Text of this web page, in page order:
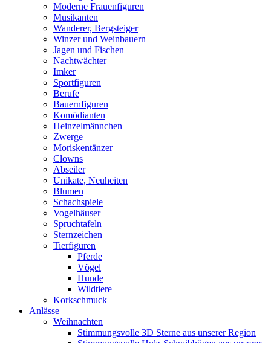
Moderne Frauenfiguren
Musikanten
Wanderer, Bergsteiger
Winzer und Weinbauern
Jagen und Fischen
Nachtwächter
Imker
Sportfiguren
Berufe
Bauernfiguren
Komödianten
Heinzelmännchen
Zwerge
Moriskentänzer
Clowns
Abseiler
Unikate, Neuheiten
Blumen
Schachspiele
Vogelhäuser
Spruchtafeln
Sternzeichen
Tierfiguren
Pferde
Vögel
Hunde
Wildtiere
Korkschmuck
Anlässe
Weihnachten
Stimmungsvolle 3D Sterne aus unserer Region